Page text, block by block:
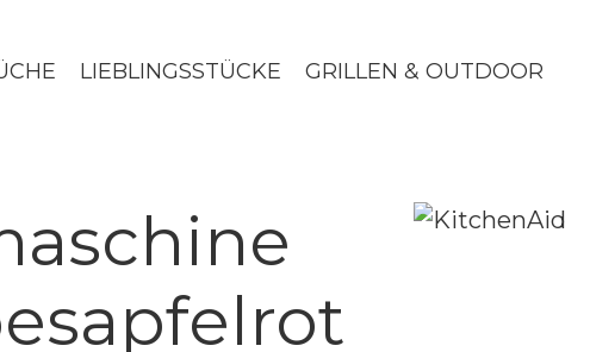
LIEBLINGSSTÜCKE GRILLEN & OUTDOOR